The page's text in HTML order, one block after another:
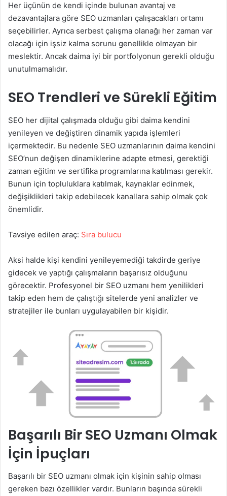
Her üçünün de kendi içinde bulunan avantaj ve
dezavantajlara göre SEO uzmanları çalışacakları ortamı
seçebilirler. Ayrıca serbest çalışma olanağı her zaman var
olacağı için işsiz kalma sorunu genellikle olmayan bir
meslektir. Ancak daima iyi bir portfolyonun gerekli olduğu
unutulmamalıdır.
SEO Trendleri ve Sürekli Eğitim
SEO her dijital çalışmada olduğu gibi daima kendini
yenileyen ve değiştiren dinamik yapıda işlemleri
içermektedir. Bu nedenle SEO uzmanlarının daima kendini
SEO’nun değişen dinamiklerine adapte etmesi, gerektiği
zaman eğitim ve sertifika programlarına katılması gerekir.
Bunun için topluluklara katılmak, kaynaklar edinmek,
değişiklikleri takip edebilecek kanallara sahip olmak çok
önemlidir.
Tavsiye edilen araç: Sıra bulucu
Aksi halde kişi kendini yenileyemediği takdirde geriye
gidecek ve yaptığı çalışmaların başarısız olduğunu
görecektir. Profesyonel bir SEO uzmanı hem yenilikleri
takip eden hem de çalıştığı sitelerde yeni analizler ve
stratejiler ile bunları uygulayabilen bir kişidir.
Başarılı Bir SEO Uzmanı Olmak
İçin İpuçları
Başarılı bir SEO uzmanı olmak için kişinin sahip olması
gereken bazı özellikler vardır. Bunların başında sürekli